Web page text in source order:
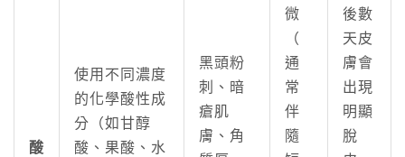
酸
使用不同濃度
的化學酸性成
分（如甘醇
酸、果酸、水
黑頭粉
刺、暗
瘡肌
膚、角
微
（
通
常
伴
隨
後數
天皮
膚會
出現
明顯
脫